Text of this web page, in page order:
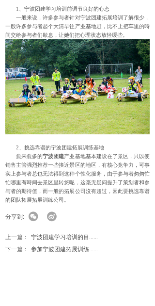
1、宁波团建学习培训前调节良好的心态
一般来说，许多参与者针对宁波团建拓展培训了解很少，
一般许多参与者起个大清早往产业基地赶，比不上把车里的時
间交给参与者们歇息，让她们把心理状态放轻缓些。
2、挑选靠谱的宁波团建拓展训练基地
愈来愈多的宁波团建产业基地基本建设在了景区，只以便
销售主管强烈推荐一些挨近景区的地区，有核心竞争力，可事
实上参与者总也无法得到这种个性化服务，由于参与者匆匆忙
忙哪里有時间去景区里转悠呢，这毫无疑问提升了策划者和参
与者的期待值，而一般的拓展公司沒有超过，因此要挑选靠谱
的团队拓展拓展训练公司。
分享到:
上一篇：
宁波团建学习培训的目......
下一篇：
参加宁波团建拓展训练......